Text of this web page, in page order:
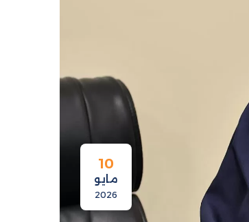
10
مايو
2026